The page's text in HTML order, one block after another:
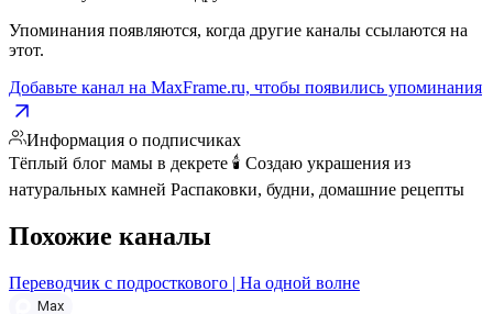
Упоминания появляются, когда другие каналы ссылаются на
этот.
Добавьте канал на MaxFrame.ru, чтобы появились упоминания
Информация о подписчиках
Тёплый блог мамы в декрете 🕯️ Создаю украшения из
натуральных камней Распаковки, будни, домашние рецепты
Похожие каналы
Переводчик с подросткового | На одной волне
Max